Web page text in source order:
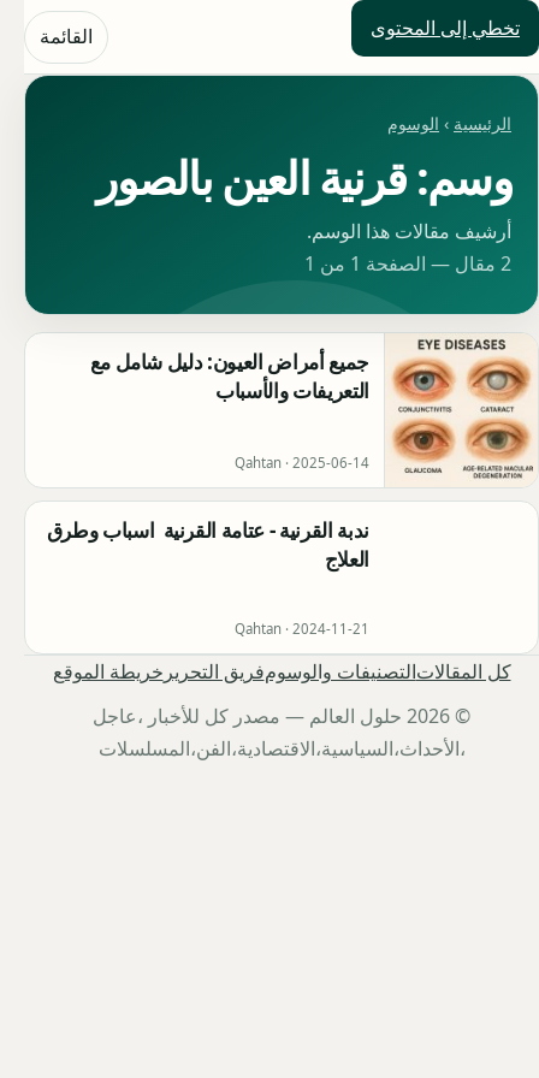
تخطي إلى المحتوى
حلول العالم القائمة
الرئيسية › الوسوم
وسم: قرنية العين بالصور
أرشيف مقالات هذا الوسم.
2 مقال — الصفحة 1 من 1
جميع أمراض العيون: دليل شامل مع
التعريفات والأسباب
Qahtan · 2025-06-14
ندبة القرنية - عتامة القرنية اسباب وطرق
العلاج
Qahtan · 2024-11-21
كل المقالاتالتصنيفات والوسومفريق التحرير خريطة الموقع
© 2026 حلول العالم — مصدر كل للأخبار ،عاجل
،الأحداث،السياسية،الاقتصادية،الفن،المسلسلات